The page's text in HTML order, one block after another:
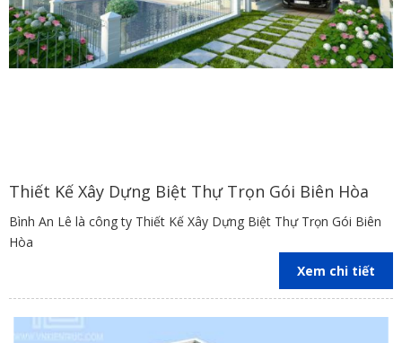
Thiết Kế Xây Dựng Biệt Thự Trọn Gói Biên Hòa
Bình An Lê là công ty Thiết Kế Xây Dựng Biệt Thự Trọn Gói Biên
Hòa
Xem chi tiết